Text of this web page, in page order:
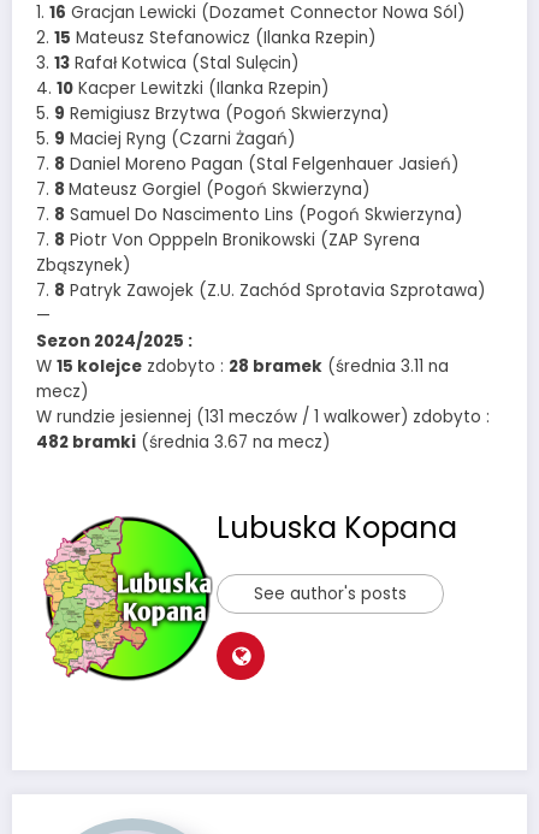
1. 16 Gracjan Lewicki (Dozamet Connector Nowa Sól)
2. 15 Mateusz Stefanowicz (Ilanka Rzepin)
3. 13 Rafał Kotwica (Stal Sulęcin)
4. 10 Kacper Lewitzki (Ilanka Rzepin)
5. 9 Remigiusz Brzytwa (Pogoń Skwierzyna)
5. 9 Maciej Ryng (Czarni Żagań)
7. 8 Daniel Moreno Pagan (Stal Felgenhauer Jasień)
7. 8 Mateusz Gorgiel (Pogoń Skwierzyna)
7. 8 Samuel Do Nascimento Lins (Pogoń Skwierzyna)
7. 8 Piotr Von Opppeln Bronikowski (ZAP Syrena
Zbąszynek)
7. 8 Patryk Zawojek (Z.U. Zachód Sprotavia Szprotawa)
—
Sezon 2024/2025 :
W 15 kolejce zdobyto : 28 bramek (średnia 3.11 na
mecz)
W rundzie jesiennej (131 meczów / 1 walkower) zdobyto :
482 bramki (średnia 3.67 na mecz)
Lubuska Kopana
See author's posts